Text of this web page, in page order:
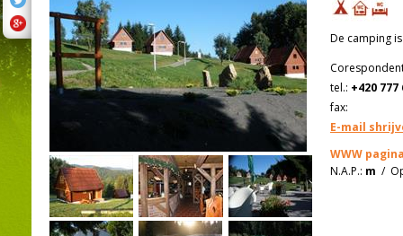
De camping
tel.: +420 777
fax:
E-mail
WWW
N.A.P.: m /